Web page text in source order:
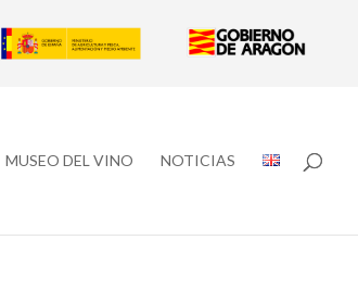
MUSEO DEL VINO NOTICIAS